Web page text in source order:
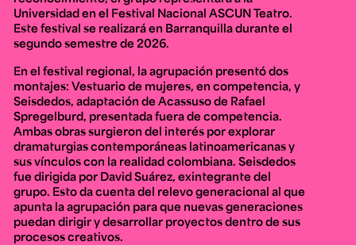
Universidad en el Festival Nacional ASCUN Teatro.
Este festival se realizará en Barranquilla durante el
segundo semestre de 2026.
En el festival regional, la agrupación presentó dos
montajes: Vestuario de mujeres, en competencia, y
Seisdedos, adaptación de Acassusode Rafael
Spregelburd, presentada fuera de competencia.
Ambas obras surgieron del interés por explorar
dramaturgias contemporáneas latinoamericanas y
sus vínculos con la realidad colombiana. Seisdedos
fue dirigida por David Suárez, exintegrante del
grupo. Esto da cuenta del relevo generacional al que
apunta la agrupación para que nuevas generaciones
puedan dirigir y desarrollar proyectos dentro de sus
procesos creativos.